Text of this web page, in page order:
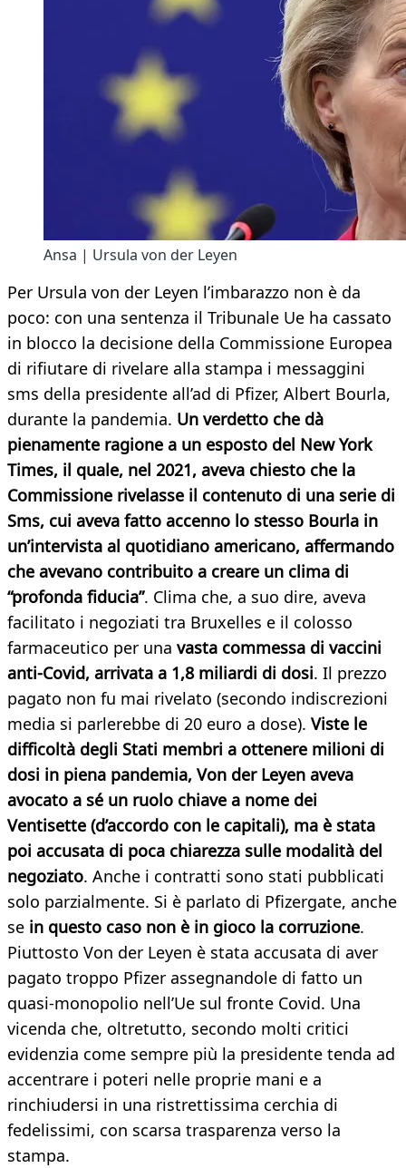
Ansa | Ursula von der Leyen
Per Ursula von der Leyen l’imbarazzo non è da
poco: con una sentenza il Tribunale Ue ha cassato
in blocco la decisione della Commissione Europea
di rifiutare di rivelare alla stampa i messaggini
sms della presidente all’ad di Pfizer, Albert Bourla,
durante la pandemia. Un verdetto che dà
pienamente ragione a un esposto del New York
Times, il quale, nel 2021, aveva chiesto che la
Commissione rivelasse il contenuto di una serie di
Sms, cui aveva fatto accenno lo stesso Bourla in
un’intervista al quotidiano americano, affermando
che avevano contribuito a creare un clima di
“profonda fiducia”. Clima che, a suo dire, aveva
facilitato i negoziati tra Bruxelles e il colosso
farmaceutico per una vasta commessa di vaccini
anti-Covid, arrivata a 1,8 miliardi di dosi. Il prezzo
pagato non fu mai rivelato (secondo indiscrezioni
media si parlerebbe di 20 euro a dose). Viste le
difficoltà degli Stati membri a ottenere milioni di
dosi in piena pandemia, Von der Leyen aveva
avocato a sé un ruolo chiave a nome dei
Ventisette (d’accordo con le capitali), ma è stata
poi accusata di poca chiarezza sulle modalità del
negoziato. Anche i contratti sono stati pubblicati
solo parzialmente. Si è parlato di Pfizergate, anche
se in questo caso non è in gioco la corruzione.
Piuttosto Von der Leyen è stata accusata di aver
pagato troppo Pfizer assegnandole di fatto un
quasi-monopolio nell’Ue sul fronte Covid. Una
vicenda che, oltretutto, secondo molti critici
evidenzia come sempre più la presidente tenda ad
accentrare i poteri nelle proprie mani e a
rinchiudersi in una ristrettissima cerchia di
fedelissimi, con scarsa trasparenza verso la
stampa.